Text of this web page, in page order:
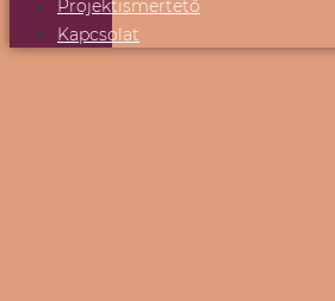
Projektismertető
Kapcsolat